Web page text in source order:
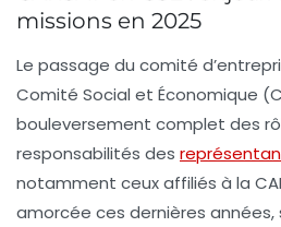
missions en 2025
Le passage du comité
Comité Social et Économique
bouleversement complet des
responsabilités des
notamment ceux affiliés à la
amorcée ces dernières années,